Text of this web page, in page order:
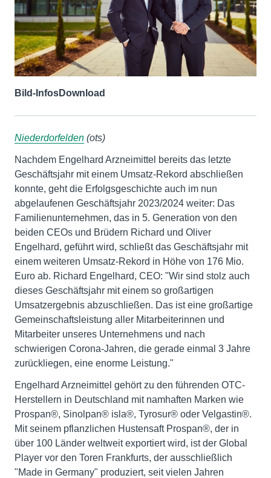
Bild-InfosDownload
Niederdorfelden (ots)
Nachdem Engelhard Arzneimittel bereits das letzte
Geschäftsjahr mit einem Umsatz-Rekord abschließen
konnte, geht die Erfolgsgeschichte auch im nun
abgelaufenen Geschäftsjahr 2023/2024 weiter: Das
Familienunternehmen, das in 5. Generation von den
beiden CEOs und Brüdern Richard und Oliver
Engelhard, geführt wird, schließt das Geschäftsjahr mit
einem weiteren Umsatz-Rekord in Höhe von 176 Mio.
Euro ab. Richard Engelhard, CEO: "Wir sind stolz auch
dieses Geschäftsjahr mit einem so großartigen
Umsatzergebnis abzuschließen. Das ist eine großartige
Gemeinschaftsleistung aller Mitarbeiterinnen und
Mitarbeiter unseres Unternehmens und nach
schwierigen Corona-Jahren, die gerade einmal 3 Jahre
zurückliegen, eine enorme Leistung."
Engelhard Arzneimittel gehört zu den führenden OTC-
Herstellern in Deutschland mit namhaften Marken wie
Prospan®, Sinolpan® isla®, Tyrosur® oder Velgastin®.
Mit seinem pflanzlichen Hustensaft Prospan®, der in
über 100 Länder weltweit exportiert wird, ist der Global
Player vor den Toren Frankfurts, der ausschließlich
"Made in Germany" produziert, seit vielen Jahren